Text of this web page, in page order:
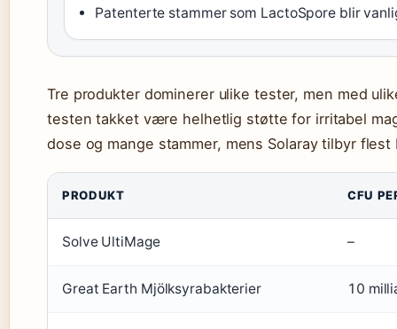
Patenterte stammer som LactoSpore blir
Tre produkter dominerer ulike tester, men med
testen takket være helhetlig støtte for irritabel
dose og mange stammer, mens Solaray tilbyr
PRODUKT CFU
Solve UltiMage –
Great Earth Mjölksyrabakterier 10